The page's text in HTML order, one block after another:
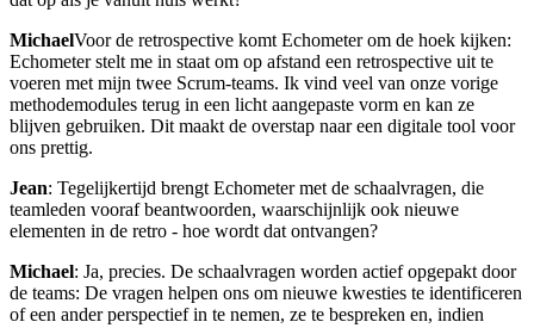
MichaelVoor de retrospective komt Echometer om de hoek kijken:
Echometer stelt me in staat om op afstand een retrospective uit te
voeren met mijn twee Scrum-teams. Ik vind veel van onze vorige
methodemodules terug in een licht aangepaste vorm en kan ze
blijven gebruiken. Dit maakt de overstap naar een digitale tool voor
ons prettig.
Jean: Tegelijkertijd brengt Echometer met de schaalvragen, die
teamleden vooraf beantwoorden, waarschijnlijk ook nieuwe
elementen in de retro - hoe wordt dat ontvangen?
Michael: Ja, precies. De schaalvragen worden actief opgepakt door
de teams: De vragen helpen ons om nieuwe kwesties te identificeren
of een ander perspectief in te nemen, ze te bespreken en, indien